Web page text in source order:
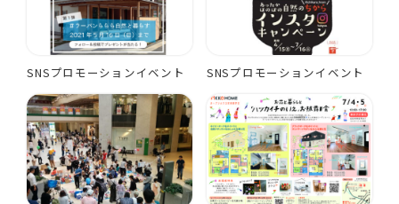
SNSプロモーションイベント SNSプロモーションイベント